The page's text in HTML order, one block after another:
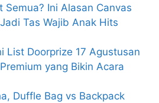
Semua? Ini Alasan Canvas
Tas Wajib Anak Hits
List Doorprize 17 Agustusan
yang Bikin Acara
Duffle Bag vs Backpack